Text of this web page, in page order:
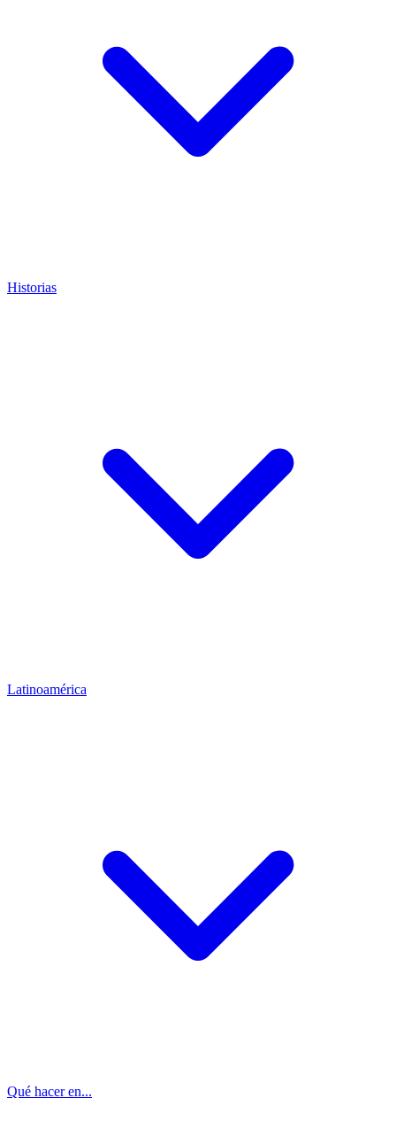
Historias
Latinoamérica
Qué hacer en...